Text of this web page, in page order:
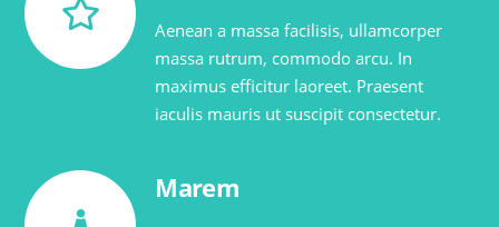
Aenean a massa facilisis, ullamcorper
massa rutrum, commodo arcu. In
maximus efficitur laoreet. Praesent
iaculis mauris ut suscipit consectetur.
Marem